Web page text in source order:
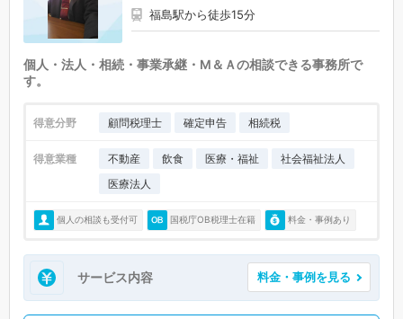
福島駅から徒歩15分
個人・法人・相続・事業承継・M＆Ａの相談できる事務所で
す。
得意分野 顧問税理士 確定申告 相続税
得意業種 不動産 飲食 医療・福祉
社会福祉法人
医療法人
個人の相談も受付可 国税庁OB税理士在籍 料金・事例あり
サービス内容 料金・事例を見る